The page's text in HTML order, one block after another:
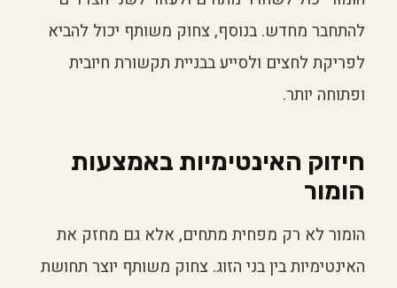
להתחבר מחדש. בנוסף, צחוק משותף יכול להביא
לפריקת לחצים ולסייע בבניית תקשורת חיובית
ופתוחה יותר.
חיזוק האינטימיות באמצעות
הומור
הומור לא רק מפחית מתחים, אלא גם מחזק את
האינטימיות בין בני הזוג. צחוק משותף יוצר תחושת